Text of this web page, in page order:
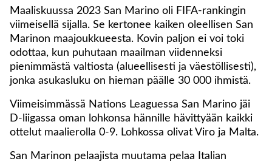
Maaliskuussa 2023 San Marino oli FIFA-rankingin
viimeisellä sijalla. Se kertonee kaiken oleellisen San
Marinon maajoukkueesta. Kovin paljon ei voi toki
odottaa, kun puhutaan maailman viidenneksi
pienimmästä valtiosta (alueellisesti ja väestöllisesti),
jonka asukasluku on hieman päälle 30 000 ihmistä.
Viimeisimmässä Nations Leaguessa San Marino jäi
D-liigassa oman lohkonsa hännille hävittyään kaikki
ottelut maalierolla 0-9. Lohkossa olivat Viro ja Malta.
San Marinon pelaajista muutama pelaa Italian